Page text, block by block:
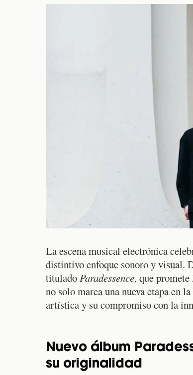
La escena musical electrónica
distintivo enfoque sonoro y visual.
tituladoParadessence, que
no solo marca una nueva etapa en
artística y su compromiso con la
Nuevo álbum
su originalidad